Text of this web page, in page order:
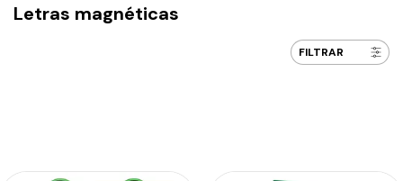
Letras magnéticas
FILTRAR